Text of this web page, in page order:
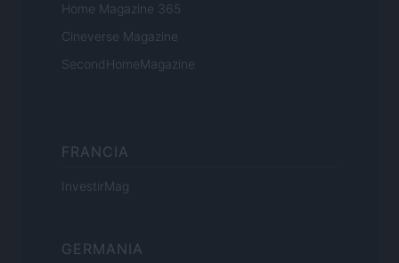
Home Magazine 365
Cineverse Magazine
SecondHomeMagazine
FRANCIA
InvestirMag
GERMANIA